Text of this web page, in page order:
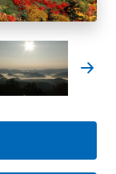
Face
book